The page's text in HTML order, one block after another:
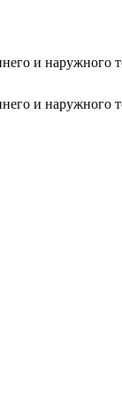
и наружного
и наружного